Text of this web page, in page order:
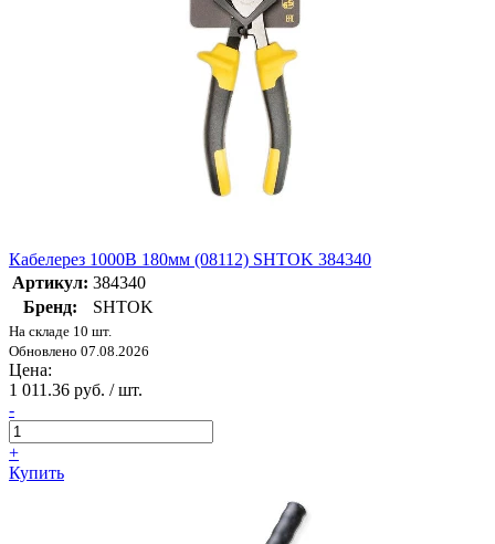
Кабелерез 1000В 180мм (08112) SHTOK 384340
Артикул: 384340
Бренд:
SHTOK
На складе 10 шт.
Обновлено 07.08.2026
Цена:
1 011.36 руб. / шт.
-
+
Купить